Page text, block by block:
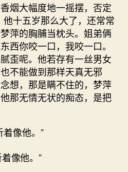
大幅度地一摇摆，否定
十五岁那么大了，还常常
萍的胸脯当枕头。姐弟俩
西你咬一口，我咬一口。
歪呢。他若存有一丝男女
不能做到那样天真无邪
想，那是瞒不住的，梦萍
那无情无状的痴态，是把
像他。”
像他。”